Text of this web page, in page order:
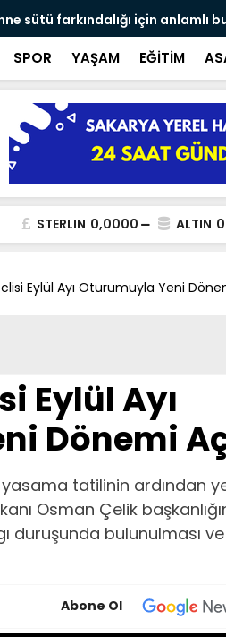
sütü farkındalığı için anlamlı
SPOR YAŞAM EĞİTİM
STERLIN 0,0000 ALTIN
Eylül Ayı Oturumuyla Yeni
Eylül Ayı
Dönemi
yasama tatilinin ardından
Osman Çelik
duruşunda bulunulması
Abone Ol